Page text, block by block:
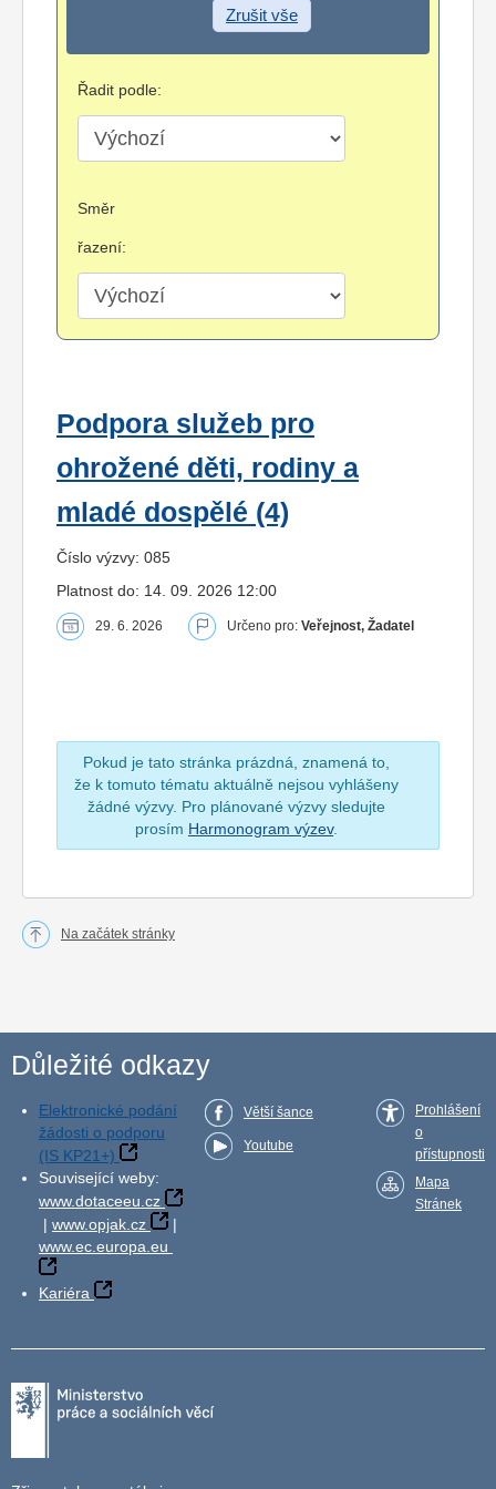
Zrušit vše
Řadit podle:
Směr
řazení:
Podpora služeb pro
ohrožené děti, rodiny a
mladé dospělé (4)
Číslo výzvy: 085
Platnost do: 14. 09. 2026 12:00
29. 6. 2026 Určeno pro: Veřejnost, Žadatel
Pokud je tato stránka prázdná, znamená to,
že k tomuto tématu aktuálně nejsou vyhlášeny
žádné výzvy. Pro plánované výzvy sledujte
prosím Harmonogram výzev.
Na začátek stránky
Důležité odkazy
Elektronické podání
žádosti o podporu
(IS KP21+)
Související weby:
www.dotaceeu.cz
| www.opjak.cz
|
www.ec.europa.eu
Kariéra
Větší šance
Youtube
Prohlášení
o
přístupnosti
Mapa
Stránek